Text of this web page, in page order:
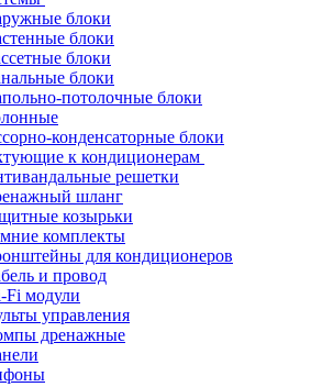
блоки
блоки
блоки
блоки
потолочные блоки
конденсаторные блоки
к кондиционерам
решетки
шланг
козырьки
комплекты
для кондиционеров
и провод
Fi модули
управления
дренажные